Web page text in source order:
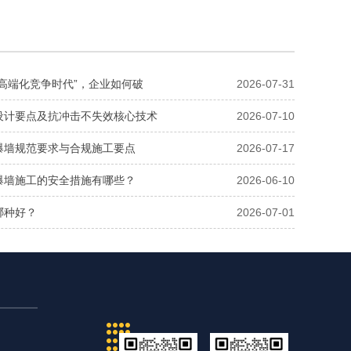
2026-07-31
端化竞争时代”，企业如何破
2026-07-10
计要点及抗冲击不失效核心技术
2026-07-17
墙规范要求与合规施工要点
2026-06-10
施工的安全措施有哪些？
2026-07-01
好？